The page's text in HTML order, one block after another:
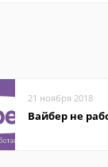
21 ноября 2018
Вайбер не